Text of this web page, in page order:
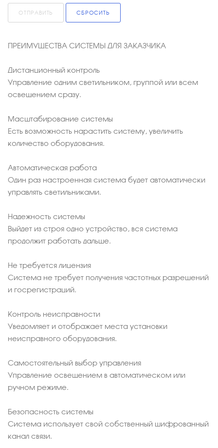
ОТПРАВИТЬ СБРОСИТЬ
ПРЕИМУЩЕСТВА СИСТЕМЫ ДЛЯ ЗАКАЗЧИКА
Дистанционный контроль
Управление одним светильником, группой или всем
освещением сразу.
Масштабирование системы
Есть возможность нарастить систему, увеличить
количество оборудования.
Автоматическая работа
Один раз настроенная система будет автоматически
управлять светильниками.
Надежность системы
Выйдет из строя одно устройство, вся система
продолжит работать дальше.
Не требуется лицензия
Система не требует получения частотных разрешений
и госрегистраций.
Контроль неисправности
Уведомляет и отображает места установки
неисправного оборудования.
Самостоятельный выбор управления
Управление освещением в автоматическом или
ручном режиме.
Безопасность системы
Система использует свой собственный шифрованный
канал связи.